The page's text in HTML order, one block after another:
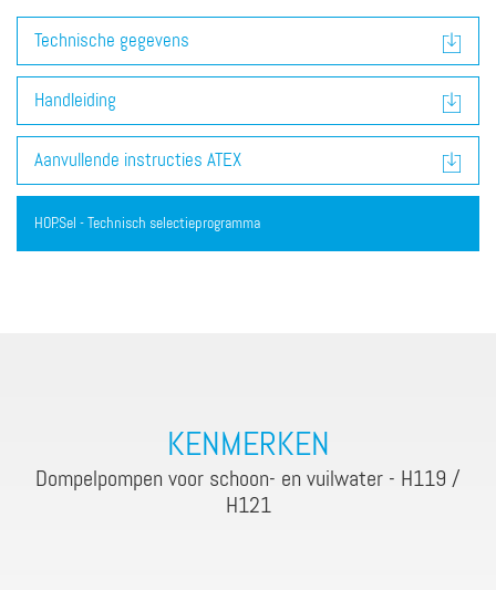
Technische gegevens
Handleiding
Aanvullende instructies ATEX
HOP.Sel - Technisch selectieprogramma
KENMERKEN
Dompelpompen voor schoon- en vuilwater - H119 /
H121